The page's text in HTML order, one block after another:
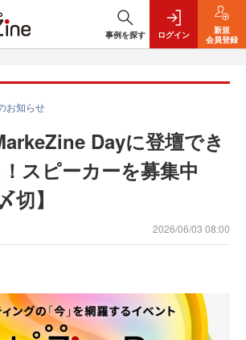
事例を探す ログイン
新規
会員登録
お知らせ
Dayに登壇でき
スピーカーを募集中
切】
2026/06/03 08:00